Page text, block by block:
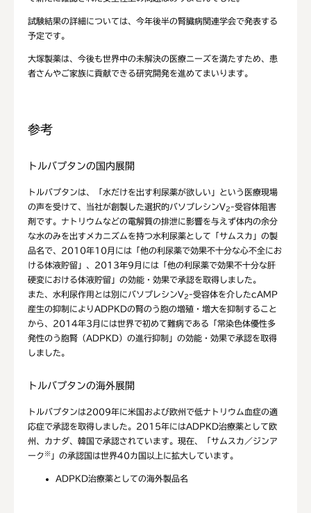
試験結果の詳細については、今年後半の腎臓病関連学会で発表する
予定です。
大塚製薬は、今後も世界中の未解決の医療ニーズを満たすため、患
者さんやご家族に貢献できる研究開発を進めてまいります。
参考
トルバプタンの国内展開
トルバプタンは、「水だけを出す利尿薬が欲しい」という医療現場
の声を受けて、当社が創製した選択的バソプレシンV2 -受容体阻害
剤です。ナトリウムなどの電解質の排泄に影響を与えず体内の余分
な水のみを出すメカニズムを持つ水利尿薬として「サムスカ」の製
品名で、2010年10月には「他の利尿薬で効果不十分な心不全にお
ける体液貯留」、2013年9月には「他の利尿薬で効果不十分な肝
硬変における体液貯留」の効能・効果で承認を取得しました。
また、水利尿作用とは別にバソプレシンV2 -受容体を介したcAMP
産生の抑制によりADPKDの腎のう胞の増殖・増大を抑制すること
から、2014年3月には世界で初めて難病である「常染色体優性多
発性のう胞腎（ADPKD）の進行抑制」の効能・効果で承認を取得
しました。
トルバプタンの海外展開
トルバプタンは2009年に米国および欧州で低ナトリウム血症の適
応症で承認を取得しました。2015年にはADPKD治療薬として欧
州、カナダ、韓国で承認されています。現在、「サムスカ／ジンア
ーク ※ 」の承認国は世界40カ国以上に拡大しています。
ADPKD治療薬としての海外製品名